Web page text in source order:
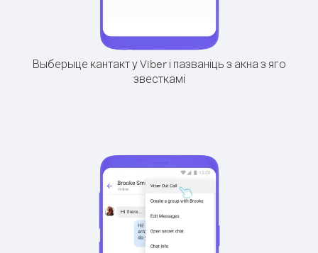
Выберыце кантакт у Viber і пазваніць з акна з яго
звесткамі